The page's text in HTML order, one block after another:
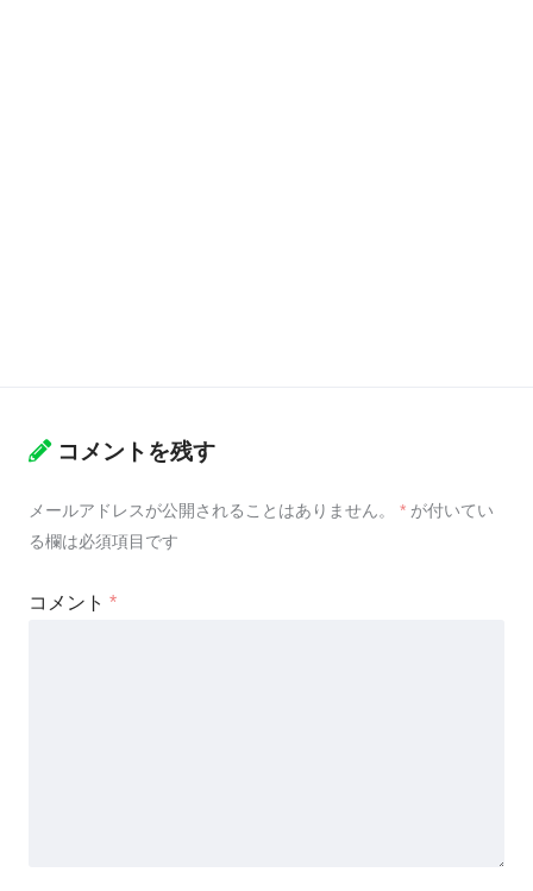
コメントを残す
メールアドレスが公開されることはありません。 * が付いてい
る欄は必須項目です
コメント *